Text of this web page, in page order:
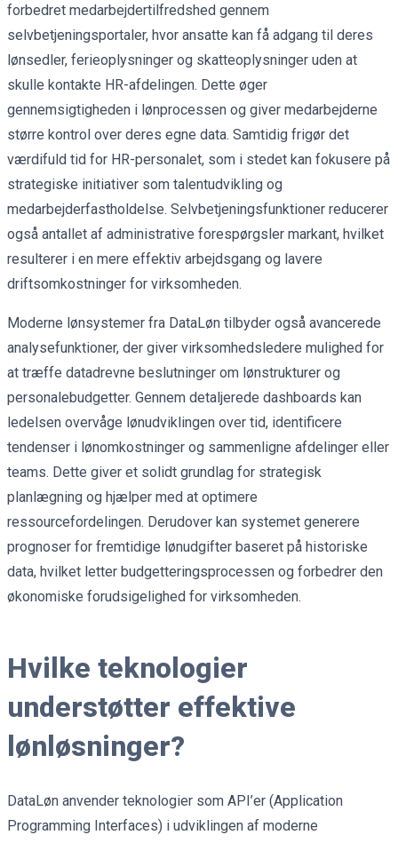
forbedret medarbejdertilfredshed gennem
selvbetjeningsportaler, hvor ansatte kan få adgang til deres
lønsedler, ferieoplysninger og skatteoplysninger uden at
skulle kontakte HR-afdelingen. Dette øger
gennemsigtigheden i lønprocessen og giver medarbejderne
større kontrol over deres egne data. Samtidig frigør det
værdifuld tid for HR-personalet, som i stedet kan fokusere på
strategiske initiativer som talentudvikling og
medarbejderfastholdelse. Selvbetjeningsfunktioner reducerer
også antallet af administrative forespørgsler markant, hvilket
resulterer i en mere effektiv arbejdsgang og lavere
driftsomkostninger for virksomheden.
Moderne lønsystemer fra DataLøn tilbyder også avancerede
analysefunktioner, der giver virksomhedsledere mulighed for
at træffe datadrevne beslutninger om lønstrukturer og
personalebudgetter. Gennem detaljerede dashboards kan
ledelsen overvåge lønudviklingen over tid, identificere
tendenser i lønomkostninger og sammenligne afdelinger eller
teams. Dette giver et solidt grundlag for strategisk
planlægning og hjælper med at optimere
ressourcefordelingen. Derudover kan systemet generere
prognoser for fremtidige lønudgifter baseret på historiske
data, hvilket letter budgetteringsprocessen og forbedrer den
økonomiske forudsigelighed for virksomheden.
Hvilke teknologier
understøtter effektive
lønløsninger?
DataLøn anvender teknologier som API’er (Application
Programming Interfaces) i udviklingen af moderne